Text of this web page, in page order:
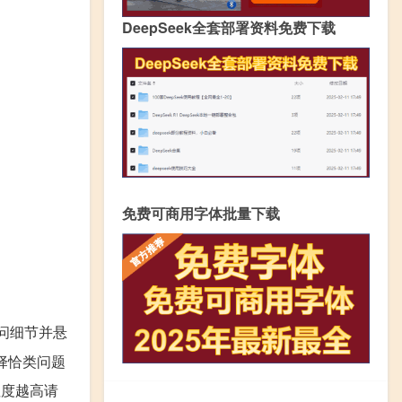
细节并悬
恰类问题
越高请
DeepSeek全套部署资料免费下载
免费可商用字体批量下载